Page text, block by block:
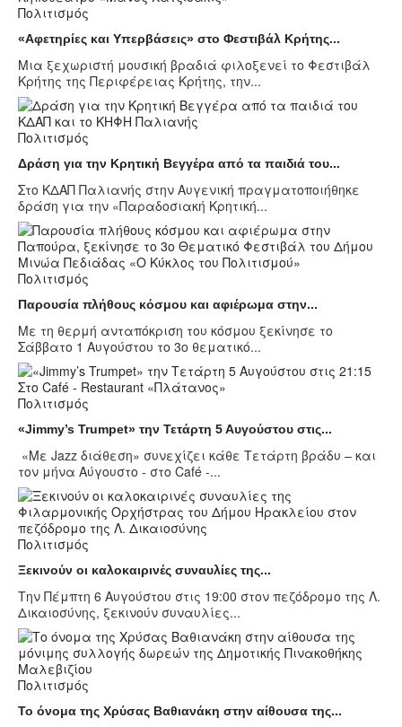
Πολιτισμός
«Αφετηρίες και Υπερβάσεις» στο Φεστιβάλ Κρήτης...
Μια ξεχωριστή μουσική βραδιά φιλοξενεί το Φεστιβάλ
Κρήτης της Περιφέρειας Κρήτης, την...
Πολιτισμός
Δράση για την Κρητική Βεγγέρα από τα παιδιά του...
Στο ΚΔΑΠ Παλιανής στην Αυγενική πραγματοποιήθηκε
δράση για την «Παραδοσιακή Κρητική...
Πολιτισμός
Παρουσία πλήθους κόσμου και αφιέρωμα στην...
Με τη θερμή ανταπόκριση του κόσμου ξεκίνησε το
Σάββατο 1 Αυγούστου το 3ο θεματικό...
Πολιτισμός
«Jimmy’s Trumpet» την Τετάρτη 5 Αυγούστου στις...
«Με Jazz διάθεση» συνεχίζει κάθε Τετάρτη βράδυ – και
τον μήνα Αύγουστο - στο Café -...
Πολιτισμός
Ξεκινούν οι καλοκαιρινές συναυλίες της...
Την Πέμπτη 6 Αυγούστου στις 19:00 στον πεζόδρομο της Λ.
Δικαιοσύνης, ξεκινούν συναυλίες...
Πολιτισμός
Το όνομα της Χρύσας Βαθιανάκη στην αίθουσα της...